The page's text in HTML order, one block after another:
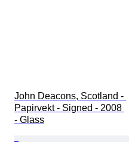
John Deacons, Scotland -
Papirvekt - Signed - 2008
- Glass